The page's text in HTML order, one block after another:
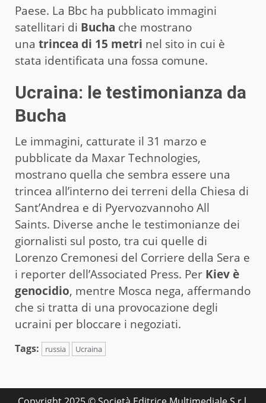
Paese. La Bbc ha pubblicato immagini
satellitari di Bucha che mostrano
una trincea di 15 metri nel sito in cui è
stata identificata una fossa comune.
Ucraina: le testimonianza da
Bucha
Le immagini, catturate il 31 marzo e
pubblicate da Maxar Technologies,
mostrano quella che sembra essere una
trincea all’interno dei terreni della Chiesa di
Sant’Andrea e di Pyervozvannoho All
Saints. Diverse anche le testimonianze dei
giornalisti sul posto, tra cui quelle di
Lorenzo Cremonesi del Corriere della Sera e
i reporter dell’Associated Press. Per Kiev è
genocidio, mentre Mosca nega, affermando
che si tratta di una provocazione degli
ucraini per bloccare i negoziati.
Tags: russia Ucraina